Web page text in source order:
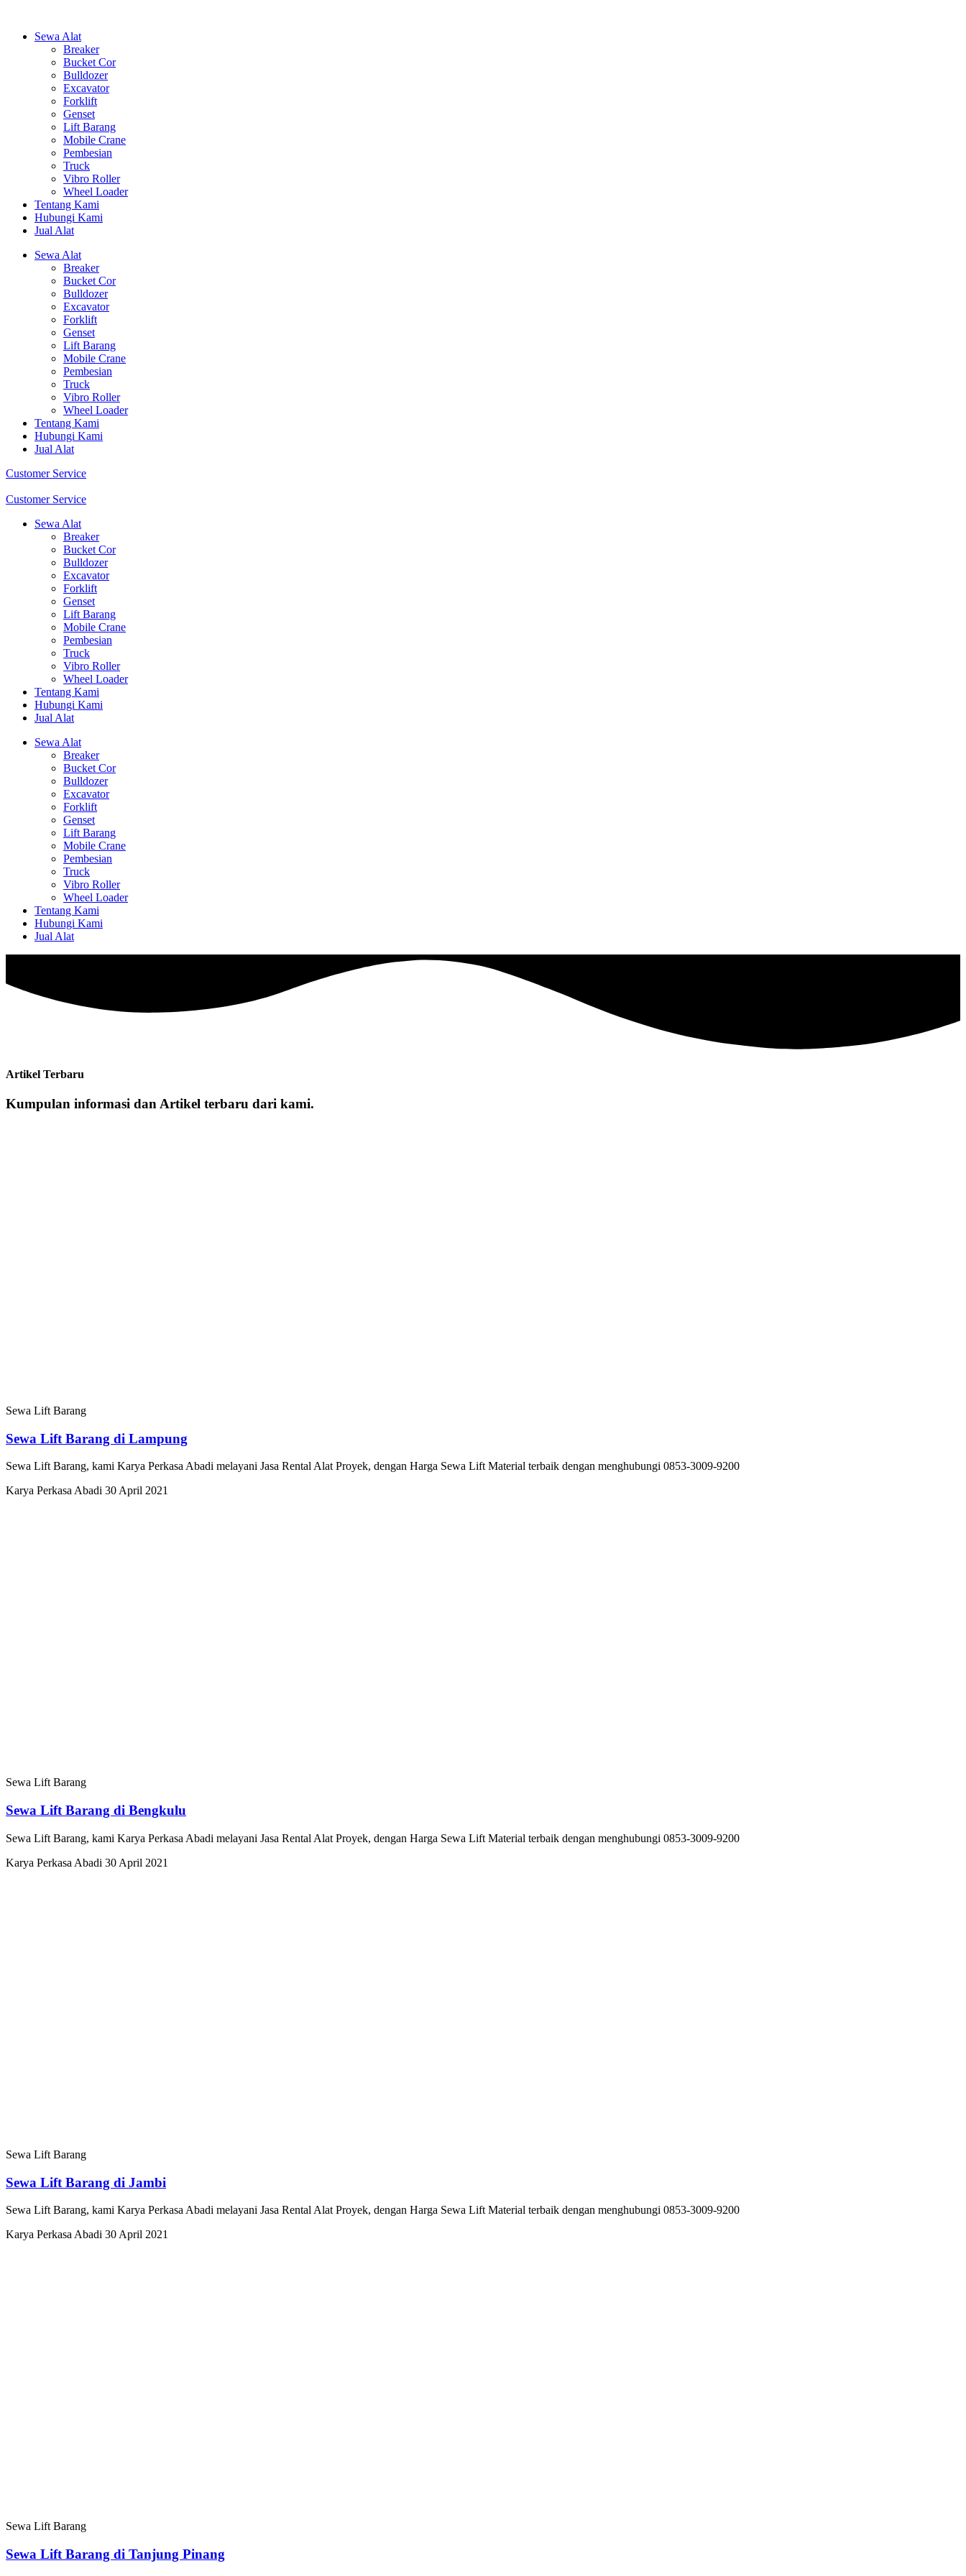
Sewa Alat
Breaker
Bucket Cor
Bulldozer
Excavator
Forklift
Genset
Lift Barang
Mobile Crane
Pembesian
Truck
Vibro Roller
Wheel Loader
Tentang Kami
Hubungi Kami
Jual Alat
Sewa Alat
Breaker
Bucket Cor
Bulldozer
Excavator
Forklift
Genset
Lift Barang
Mobile Crane
Pembesian
Truck
Vibro Roller
Wheel Loader
Tentang Kami
Hubungi Kami
Jual Alat
Customer Service
Customer Service
Sewa Alat
Breaker
Bucket Cor
Bulldozer
Excavator
Forklift
Genset
Lift Barang
Mobile Crane
Pembesian
Truck
Vibro Roller
Wheel Loader
Tentang Kami
Hubungi Kami
Jual Alat
Sewa Alat
Breaker
Bucket Cor
Bulldozer
Excavator
Forklift
Genset
Lift Barang
Mobile Crane
Pembesian
Truck
Vibro Roller
Wheel Loader
Tentang Kami
Hubungi Kami
Jual Alat
Artikel Terbaru
Kumpulan informasi dan Artikel terbaru dari kami.
Sewa Lift Barang
Sewa Lift Barang di Lampung
Sewa Lift Barang, kami Karya Perkasa Abadi melayani Jasa Rental Alat Proyek, dengan Harga Sewa Lift Material terbaik dengan menghubungi 0853-3009-9200
Karya Perkasa Abadi 30 April 2021
Sewa Lift Barang
Sewa Lift Barang di Bengkulu
Sewa Lift Barang, kami Karya Perkasa Abadi melayani Jasa Rental Alat Proyek, dengan Harga Sewa Lift Material terbaik dengan menghubungi 0853-3009-9200
Karya Perkasa Abadi 30 April 2021
Sewa Lift Barang
Sewa Lift Barang di Jambi
Sewa Lift Barang, kami Karya Perkasa Abadi melayani Jasa Rental Alat Proyek, dengan Harga Sewa Lift Material terbaik dengan menghubungi 0853-3009-9200
Karya Perkasa Abadi 30 April 2021
Sewa Lift Barang
Sewa Lift Barang di Tanjung Pinang